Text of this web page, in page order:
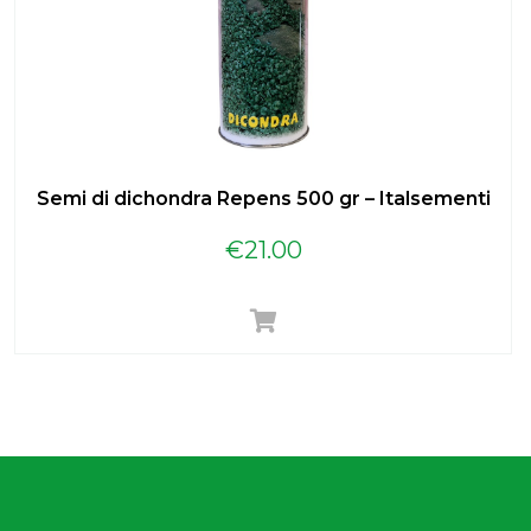
Semi di dichondra Repens 500 gr – Italsementi
€21.00